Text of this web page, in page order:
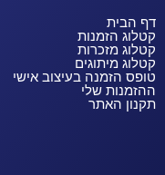
דף הבית
קטלוג הזמנות
קטלוג מזכרות
קטלוג מיתוגים
טופס הזמנה בעיצוב אישי
ההזמנות שלי
תקנון האתר